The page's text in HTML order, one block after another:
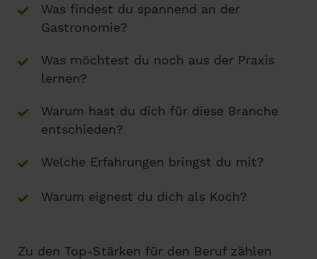
Was findest du spannend an der
Gastronomie?
Was möchtest du noch aus der Praxis
lernen?
Warum hast du dich für diese Branche
entschieden?
Welche Erfahrungen bringst du mit?
Warum eignest du dich als Koch?
Zu den Top-Stärken für den Beruf zählen